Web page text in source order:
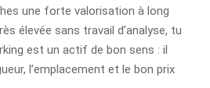
une forte valorisation à long
élevée sans travail d’analyse, tu
est un actif de bon sens : il
l’emplacement et le bon prix